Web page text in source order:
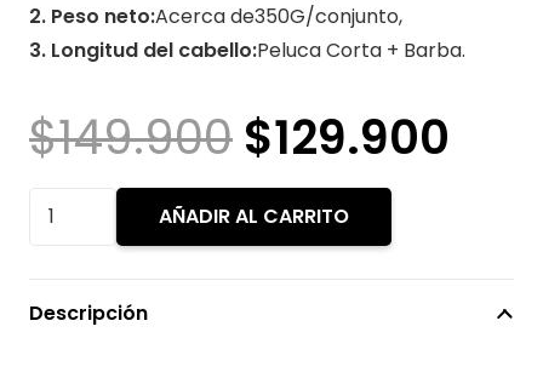
2. Peso neto:Acerca de350G/conjunto,
3. Longitud del cabello:Peluca Corta + Barba.
$149.900 El
precio
original
era:
$149.900.
$129.900
Barba
de
AÑADIR AL CARRITO
Descripción